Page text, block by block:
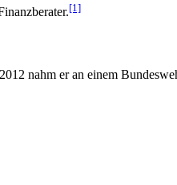
[1]
nahm er an einem